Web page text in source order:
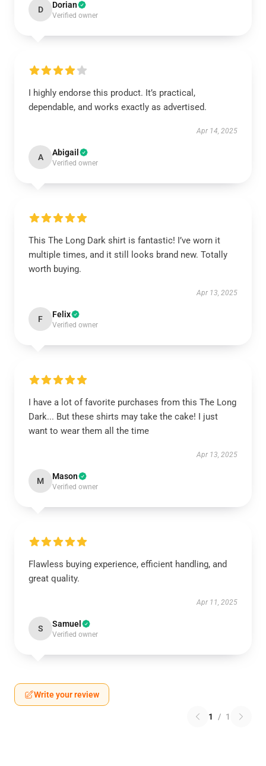
D Dorian
Verified owner
I highly endorse this product. It’s practical,
dependable, and works exactly as advertised.
Apr 14, 2025
A Abigail
Verified owner
This The Long Dark shirt is fantastic! I’ve worn it
multiple times, and it still looks brand new. Totally
worth buying.
Apr 13, 2025
F Felix
Verified owner
I have a lot of favorite purchases from this The Long
Dark... But these shirts may take the cake! I just
want to wear them all the time
Apr 13, 2025
M Mason
Verified owner
Flawless buying experience, efficient handling, and
great quality.
Apr 11, 2025
S Samuel
Verified owner
Write your review
1 / 1